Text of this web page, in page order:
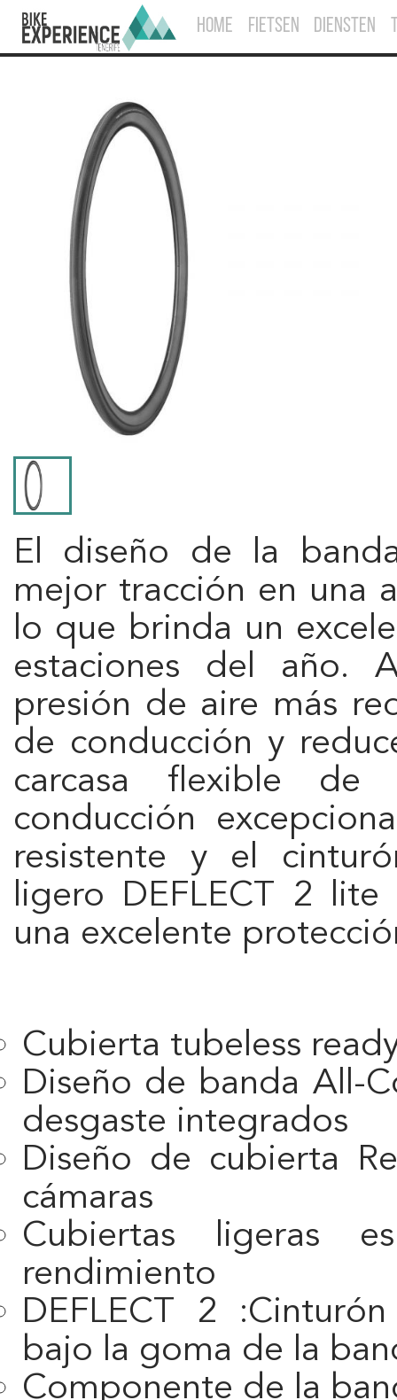
HOME FIETSEN DIENSTEN
El diseño de la
mejor tracción en una
lo que brinda un
estaciones del año.
presión de aire más
de conducción y
carcasa flexible
conducción
resistente y el
ligero DEFLECT 2
una excelente
Cubierta tubeless
Diseño de banda All-
desgaste integrados
Diseño de cubierta
cámaras
Cubiertas ligeras
rendimiento
DEFLECT 2
bajo la goma de la
Componente de la